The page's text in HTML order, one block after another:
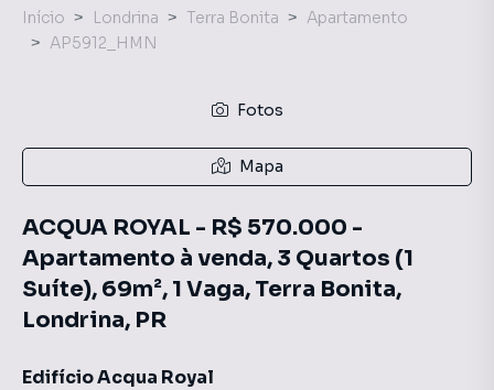
Início Londrina Terra Bonita
Apartamento
AP5912_HMN
Fotos
Mapa
ACQUA ROYAL - R$ 570.000 -
Apartamento à venda, 3 Quartos (1
Suíte), 69m², 1 Vaga, Terra Bonita,
Londrina, PR
Edifício Acqua Royal